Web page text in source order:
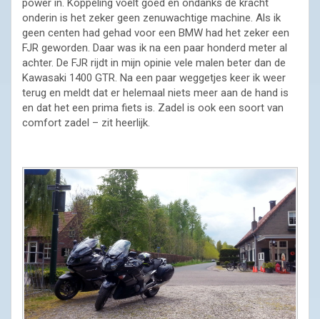
power in. Koppeling voelt goed en ondanks de kracht
onderin is het zeker geen zenuwachtige machine. Als ik
geen centen had gehad voor een BMW had het zeker een
FJR geworden. Daar was ik na een paar honderd meter al
achter. De FJR rijdt in mijn opinie vele malen beter dan de
Kawasaki 1400 GTR. Na een paar weggetjes keer ik weer
terug en meldt dat er helemaal niets meer aan de hand is
en dat het een prima fiets is. Zadel is ook een soort van
comfort zadel – zit heerlijk.